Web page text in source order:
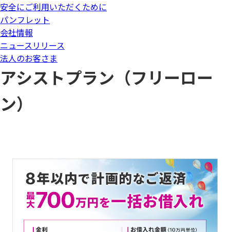
安全にご利用いただくために
パンフレット
会社情報
ニュースリリース
法人のお客さま
アシストプラン（フリーロー
ン）